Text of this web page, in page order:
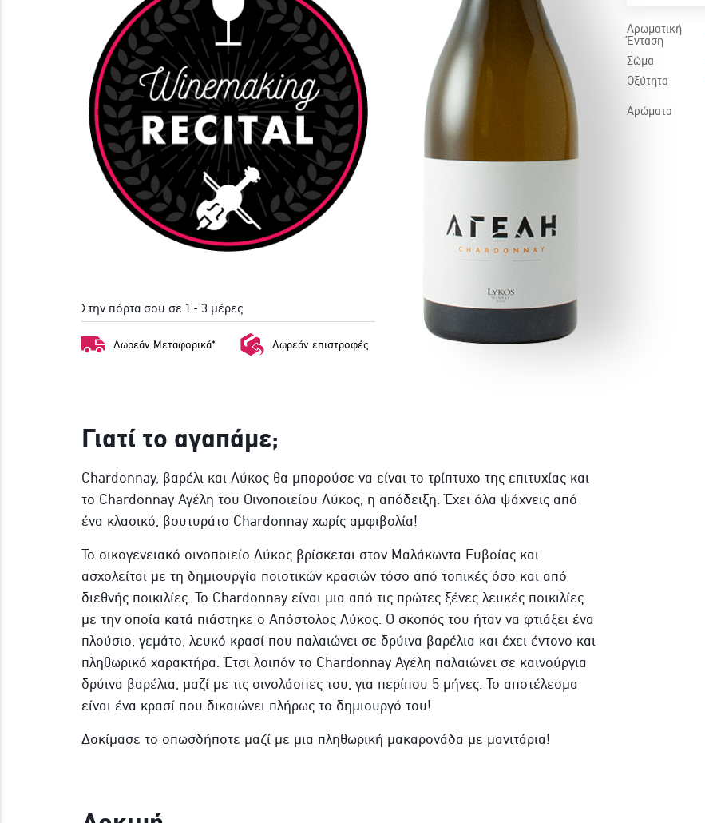
Στην πόρτα σου σε 1 - 3 μέρες
Δωρεάν Μεταφορικά* Δωρεάν επιστροφές
Γιατί το αγαπάμε;
Chardonnay, βαρέλι και Λύκος θα μπορούσε να είναι το τρίπτυχο της επιτυχίας και
το Chardonnay Αγέλη του Οινοποιείου Λύκος, η απόδειξη. Έχει όλα ψάχνεις από
ένα κλασικό, βουτυράτο Chardonnay χωρίς αμφιβολία!
Το οικογενειακό οινοποιείο Λύκος βρίσκεται στον Μαλάκωντα Ευβοίας και
ασχολείται με τη δημιουργία ποιοτικών κρασιών τόσο από τοπικές όσο και από
διεθνής ποικιλίες. Το Chardonnay είναι μια από τις πρώτες ξένες λευκές ποικιλίες
με την οποία κατά πιάστηκε ο Απόστολος Λύκος. Ο σκοπός του ήταν να φτιάξει ένα
πλούσιο, γεμάτο, λευκό κρασί που παλαιώνει σε δρύινα βαρέλια και έχει έντονο και
πληθωρικό χαρακτήρα. Έτσι λοιπόν το Chardonnay Αγέλη παλαιώνει σε καινούργια
δρύινα βαρέλια, μαζί με τις οινολάσπες του, για περίπου 5 μήνες. Το αποτέλεσμα
είναι ένα κρασί που δικαιώνει πλήρως το δημιουργό του!
Δοκίμασε το οπωσδήποτε μαζί με μια πληθωρική μακαρονάδα με μανιτάρια!
Αρωματική
Ένταση
Σώμα
Οξύτητα
Αρώματα